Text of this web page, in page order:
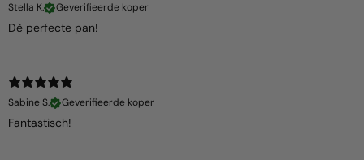
Stella K.
Geverifieerde koper
Dè perfecte pan!
Sabine S.
Geverifieerde koper
Fantastisch!